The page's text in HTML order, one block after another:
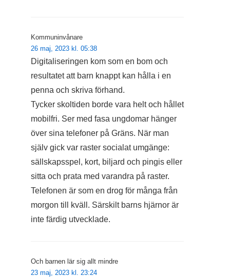
Kommuninvånare
26 maj, 2023 kl. 05:38
Digitaliseringen kom som en bom och
resultatet att barn knappt kan hålla i en
penna och skriva förhand.
Tycker skoltiden borde vara helt och hållet
mobilfri. Ser med fasa ungdomar hänger
över sina telefoner på Gräns. När man
själv gick var raster socialat umgänge:
sällskapsspel, kort, biljard och pingis eller
sitta och prata med varandra på raster.
Telefonen är som en drog för många från
morgon till kväll. Särskilt barns hjärnor är
inte färdig utvecklade.
Och barnen lär sig allt mindre
23 maj, 2023 kl. 23:24